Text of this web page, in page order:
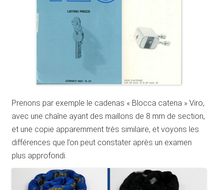
Prenons par exemple le cadenas « Blocca catena » Viro,
avec une chaîne ayant des maillons de 8 mm de section,
et une copie apparemment très similaire, et voyons les
différences que l’on peut constater après un examen
plus approfondi.